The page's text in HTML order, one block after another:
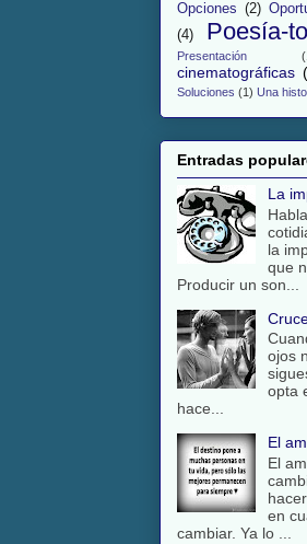
Opciones (2)
(4)
Poesía-
Presentación
cinematográficas
Soluciones (1) Una
Entradas
La
la
que
Producir un son...
ojos
opta
hace...
El
El
en
cambiar. Ya lo ...